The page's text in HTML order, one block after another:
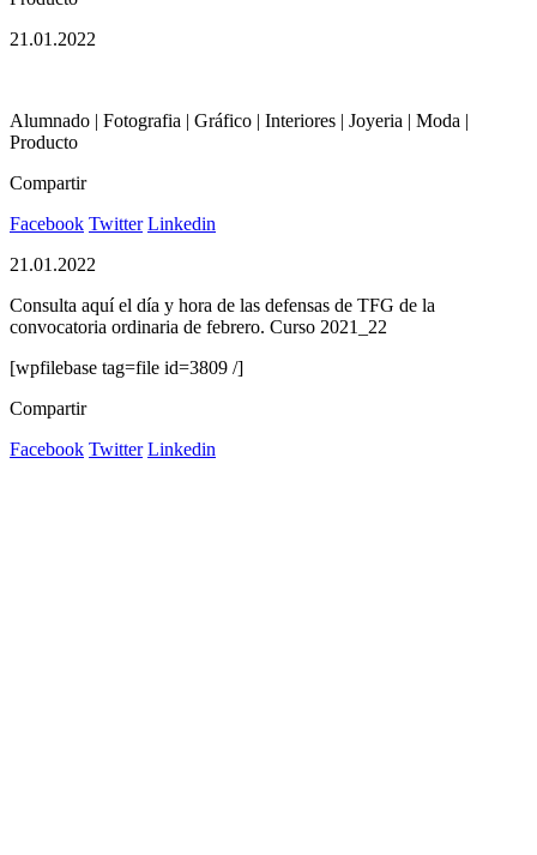
21.01.2022
Alumnado | Fotografia | Gráfico | Interiores | Joyeria | Moda |
Producto
Compartir
Facebook Twitter Linkedin
21.01.2022
Consulta aquí el día y hora de las defensas de TFG de la
convocatoria ordinaria de febrero. Curso 2021_22
[wpfilebase tag=file id=3809 /]
Compartir
Facebook Twitter Linkedin